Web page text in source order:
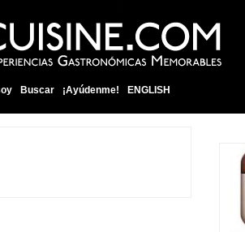
Buscar ¡Ayúdenme! ENGLISH